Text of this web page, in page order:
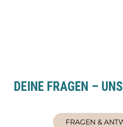
DEINE FRAGEN –
FRAGEN &